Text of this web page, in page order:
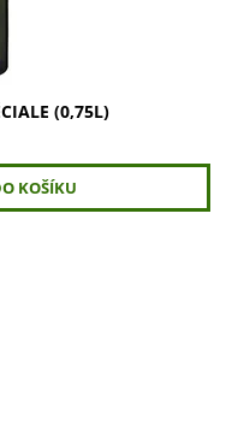
(0,75L)
Jéroboam (3l) je
% Pinot Noir.
a ovoce....